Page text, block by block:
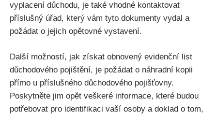
vyplacení důchodu, je také vhodné kontaktovat
příslušný úřad, který vám tyto dokumenty vydal a
požádat o jejich opětovné vystavení.
Další možností, jak získat obnovený evidenční list
důchodového pojištění, je požádat o náhradní kopii
přímo u příslušného důchodového pojišťovny.
Poskytněte jim opět veškeré informace, které budou
potřebovat pro identifikaci vaší osoby a doklad o tom,